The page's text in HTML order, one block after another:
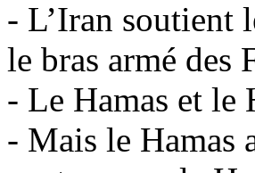
- L’Iran soutient
le bras armé des
- Le Hamas et le
- Mais le Hamas